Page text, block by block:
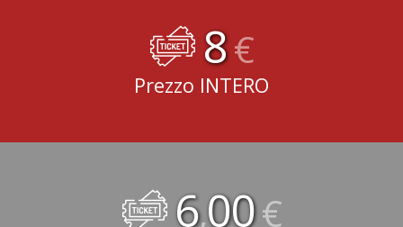
8€
Prezzo INTERO
6,00€